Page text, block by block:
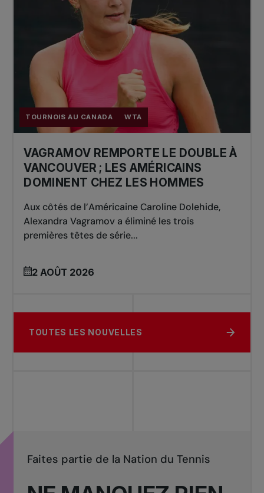
TOURNOIS AU CANADA WTA
VAGRAMOV REMPORTE LE DOUBLE À
VANCOUVER ; LES AMÉRICAINS
DOMINENT CHEZ LES HOMMES
Aux côtés de l’Américaine Caroline Dolehide,
Alexandra Vagramov a éliminé les trois
premières têtes de série...
2 AOÛT 2026
TOUTES LES NOUVELLES
Faites partie de la Nation du Tennis